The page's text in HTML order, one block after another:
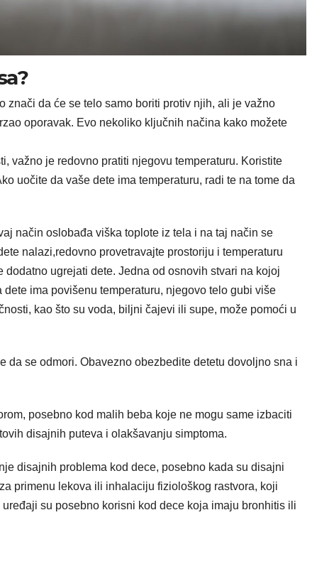
znači da će se telo samo boriti protiv njih, ali je važno
oporavak. Evo nekoliko ključnih načina kako možete
važno je redovno pratiti njegovu temperaturu. Koristite
uočite da vaše dete ima temperaturu, radi te na tome da
način oslobađa viška toplote iz tela i na taj način se
nalazi,redovno provetravajte prostoriju i temperaturu
ugrejati dete. Jedna od osnovih stvari na kojoj
ima povišenu temperaturu, njegovo telo gubi više
kao što su voda, biljni čajevi ili supe, može pomoći u
da se odmori. Obavezno obezbedite detetu dovoljno sna i
posebno kod malih beba koje ne mogu same izbaciti
disajnih puteva i olakšavanju simptoma.
disajnih problema kod dece, posebno kada su disajni
primenu lekova ili inhalaciju fiziološkog rastvora, koji
su posebno korisni kod dece koja imaju bronhitis ili